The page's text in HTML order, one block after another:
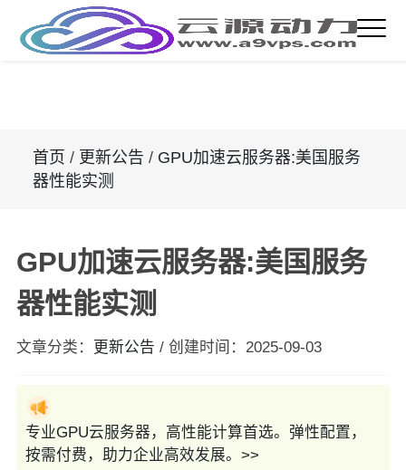
首页 / 更新公告 / GPU加速云服务器:美国服务
器性能实测
GPU加速云服务器:美国服务
器性能实测
文章分类： 更新公告 / 创建时间： 2025-09-03
专业GPU云服务器，高性能计算首选。弹性配置，
按需付费，助力企业高效发展。>>